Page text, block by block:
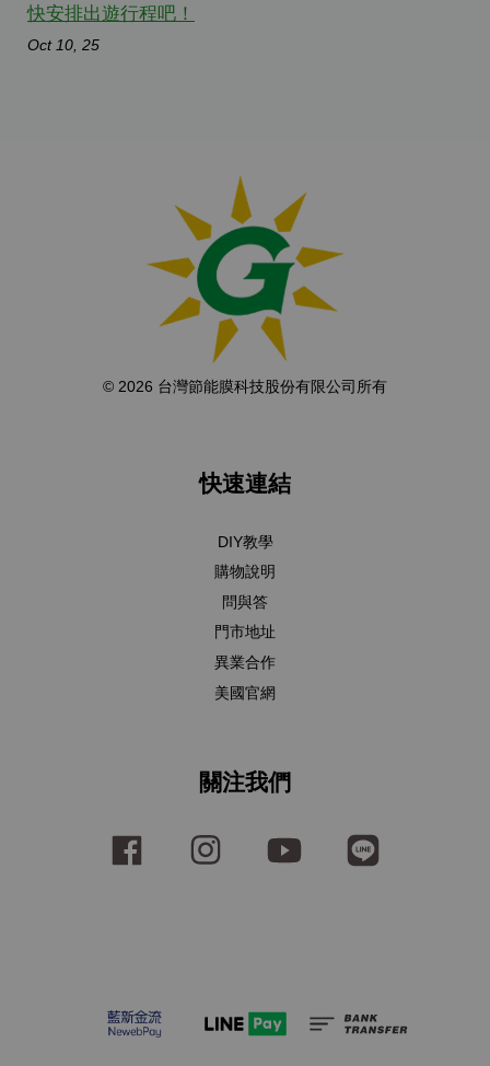
快安排出遊行程吧！
Oct 10, 25
© 2026 台灣節能膜科技股份有限公司所有
快速連結
DIY教學
購物說明
問與答
門市地址
異業合作
美國官網
關注我們
Facebook Instagram YouTube